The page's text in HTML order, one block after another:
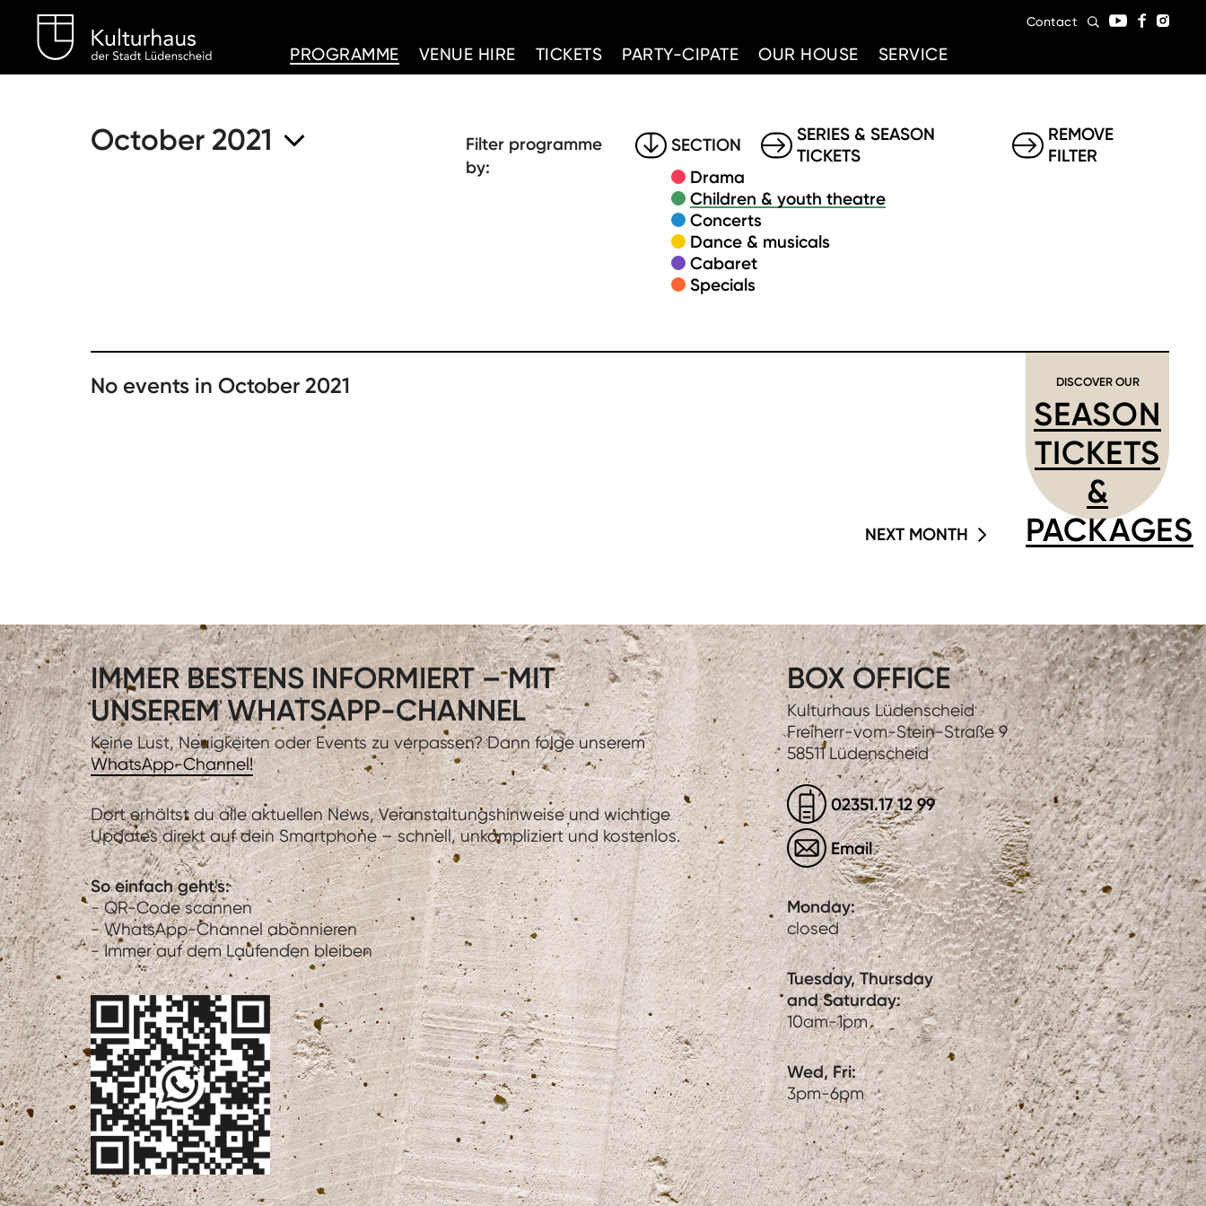
PROGRAMME
VENUE HIRE TICKETS PARTY-CIPATE OUR HOUSE SERVICE
Contact
October 2021
Filter programme
by:
SECTION
Drama
Children & youth theatre
Concerts
Dance & musicals
Cabaret
Specials
SERIES & SEASON
TICKETS
REMOVE
FILTER
No events in October 2021 DISCOVER OUR
SEASON
TICKETS
&
PACKAGES
NEXT MONTH
IMMER BESTENS INFORMIERT – MIT
UNSEREM WHATSAPP-CHANNEL
Keine Lust, Neuigkeiten oder Events zu verpassen? Dann folge unserem
WhatsApp-Channel!
Dort erhältst du alle aktuellen News, Veranstaltungshinweise und wichtige
Updates direkt auf dein Smartphone – schnell, unkompliziert und kostenlos.
So einfach geht's:
- QR-Code scannen
- WhatsApp-Channel abonnieren
- Immer auf dem Laufenden bleiben
BOX OFFICE
Kulturhaus Lüdenscheid
Freiherr-vom-Stein-Straße 9
58511 Lüdenscheid
02351.17 12 99
Email
Monday:
closed
Tuesday, Thursday
and Saturday:
10am-1pm
Wed, Fri:
3pm-6pm